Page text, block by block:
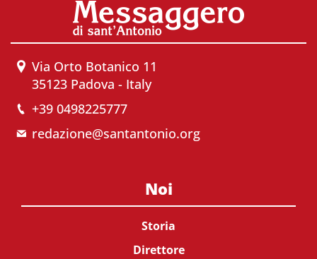
Via Orto Botanico 11
35123 Padova - Italy
+39 0498225777
redazione@santantonio.org
Noi
Storia
Direttore